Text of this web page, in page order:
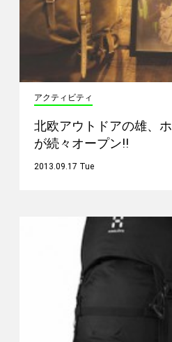
アクティビティ
北欧アウトドアの雄、
が続々オープン!!
2013.09.17 Tue